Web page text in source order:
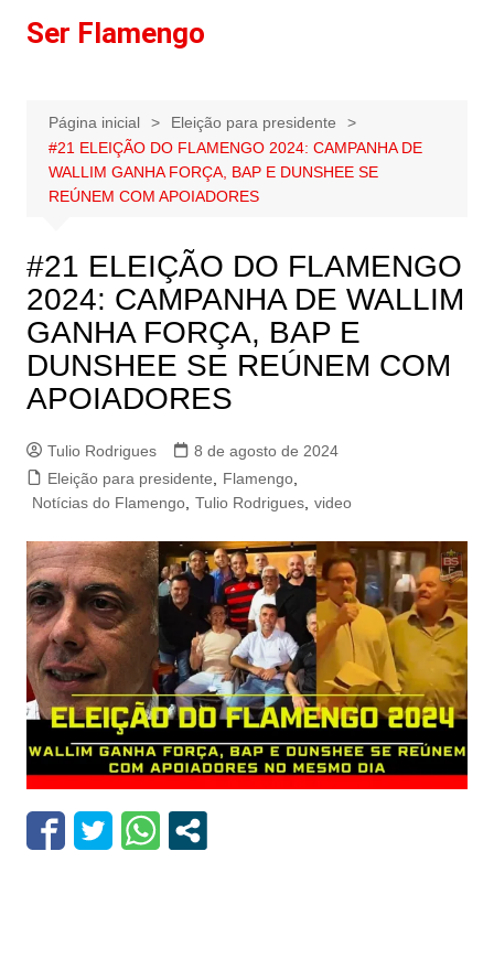
paraSer Flamengo
Página inicial
Eleição para presidente
#21 ELEIÇÃO DO FLAMENGO 2024: CAMPANHA DE
WALLIM GANHA FORÇA, BAP E DUNSHEE SE
REÚNEM COM APOIADORES
#21 ELEIÇÃO DO FLAMENGO
2024: CAMPANHA DE WALLIM
GANHA FORÇA, BAP E
DUNSHEE SE REÚNEM COM
APOIADORES
Tulio Rodrigues
8 de agosto de 2024
Eleição para presidente
Flamengo,
Notícias do Flamengo, Tulio Rodrigues, video